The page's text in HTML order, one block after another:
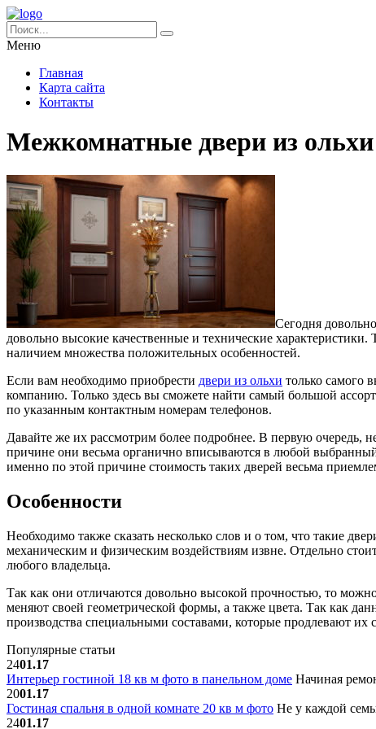
Меню
Главная
Карта сайта
Контакты
Межкомнатные двери из ольхи
Сегодня
довольно высокие качественные и технические
наличием множества положительных особенностей.
Если вам необходимо приобрести двери из ольхи только самого
компанию. Только здесь вы сможете найти самый большой
по указанным контактным номерам телефонов.
Давайте же их рассмотрим более подробнее. В первую очередь,
причине они весьма органично вписываются в любой выбранный
именно по этой причине стоимость таких дверей весьма
Особенности
Необходимо также сказать несколько слов и о том, что такие
механическим и физическим воздействиям извне. Отдельно
любого владельца.
Так как они отличаются довольно высокой прочностью, то
меняют своей геометрической формы, а также цвета. Так как
производства специальными составами, которые продлевают
Популярные статьи
2401.17
Интерьер гостиной 18 кв м фото в панельном доме Начиная
2001.17
Гостиная спальня в одной комнате 20 кв м фото Не у каждой
2401.17